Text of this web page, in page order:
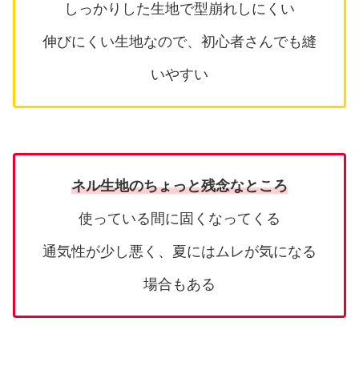
しっかりした生地で型崩れしにくい
伸びにくい生地なので、初心者さんでも縫
いやすい
ネル生地のちょっと残念なところ
使っている間に固くなってくる
通気性が少し悪く、夏にはムレが気になる
場合もある